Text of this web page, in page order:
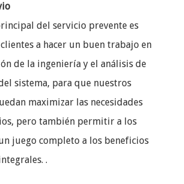
del servicio prevente es
a hacer un buen trabajo en
de la ingeniería y el análisis de
sistema, para que nuestros
maximizar las necesidades
pero también permitir a los
juego completo a los beneficios
.